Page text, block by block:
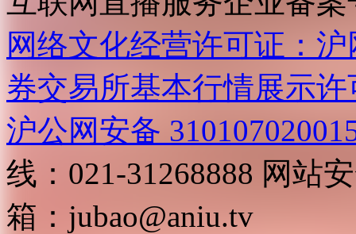
网络文化经营许可证：
券交易所基本行情展示许
沪公网安备
线：021-31268888 网站
箱： jubao@aniu.tv